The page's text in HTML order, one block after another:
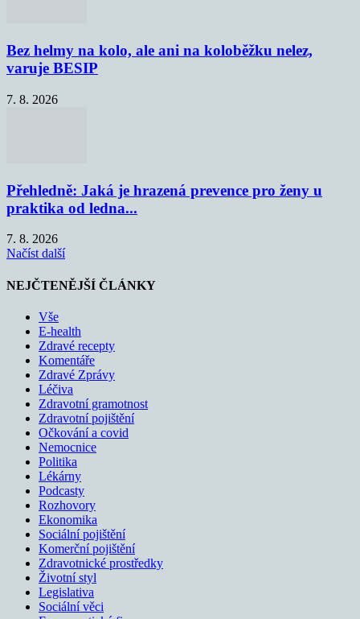
Bez helmy na kolo, ale ani na koloběžku nelez,
varuje BESIP
7. 8. 2026
Přehledně: Jaká je hrazená prevence pro ženy u
praktika od ledna...
7. 8. 2026
Načíst další
NEJČTENĚJŠÍ ČLÁNKY
Vše
E-health
Zdravé recepty
Komentáře
Zdravé Zprávy
Léčiva
Zdravotní gramotnost
Zdravotní pojištění
Očkování a covid
Nemocnice
Politika
Lékárny
Podcasty
Rozhovory
Ekonomika
Sociální pojištění
Komerční pojištění
Zdravotnické prostředky
Životní styl
Legislativa
Sociální věci